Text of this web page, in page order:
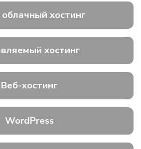
облачный хостинг
хостинг
Веб-хостинг
WordPress